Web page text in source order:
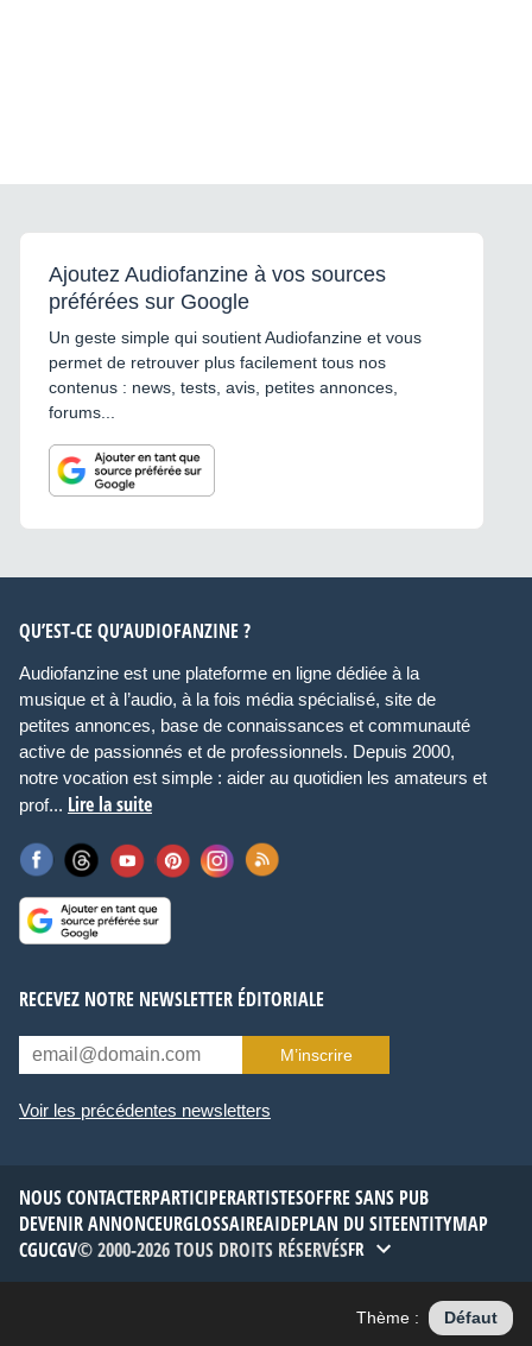
Ajoutez Audiofanzine à vos sources
préférées sur Google
Un geste simple qui soutient Audiofanzine et vous
permet de retrouver plus facilement tous nos
contenus : news, tests, avis, petites annonces,
forums...
QU’EST-CE QU’AUDIOFANZINE ?
Audiofanzine est une plateforme en ligne dédiée à la
musique et à l’audio, à la fois média spécialisé, site de
petites annonces, base de connaissances et communauté
active de passionnés et de professionnels. Depuis 2000,
notre vocation est simple : aider au quotidien les amateurs et
prof... Lire la suite
RECEVEZ NOTRE NEWSLETTER ÉDITORIALE
M’inscrire
Voir les précédentes newsletters
NOUS CONTACTERPARTICIPERARTISTESOFFRE SANS PUB
DEVENIR ANNONCEURGLOSSAIREAIDEPLAN DU SITEENTITYMAP
CGUCGV© 2000-2026 TOUS DROITS RÉSERVÉSFR
Thème : Défaut